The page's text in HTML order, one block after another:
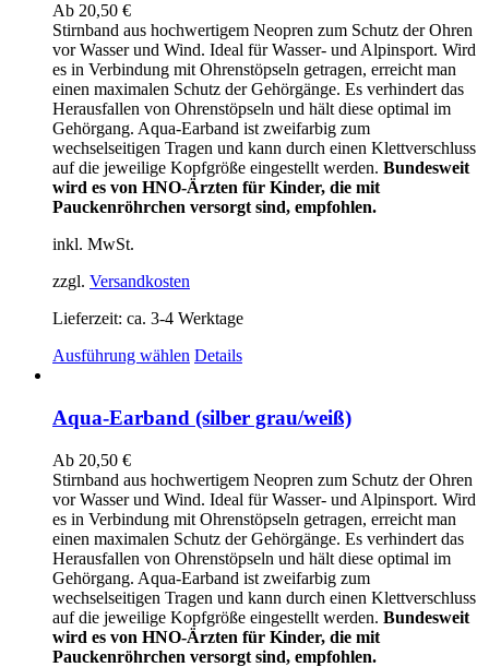
Die
Optionen
können
auf
der
Produktseite
gewählt
werden
Ab 20,50 €
Stirnband aus hochwertigem Neopren zum Schutz der Ohren
vor Wasser und Wind. Ideal für Wasser- und Alpinsport. Wird
es in Verbindung mit Ohrenstöpseln getragen, erreicht man
einen maximalen Schutz der Gehörgänge. Es verhindert das
Herausfallen von Ohrenstöpseln und hält diese optimal im
Gehörgang. Aqua-Earband ist zweifarbig zum
wechselseitigen Tragen und kann durch einen Klettverschluss
auf die jeweilige Kopfgröße eingestellt werden. Bundesweit
wird es von HNO-Ärzten für Kinder, die mit
Pauckenröhrchen versorgt sind, empfohlen.
inkl. MwSt.
zzgl. Versandkosten
Lieferzeit: ca. 3-4 Werktage
Ausführung wählen Dieses
mehrere
Varianten
Die
Optionen
können
auf
der
Produktseite
gewählt
werden
Details
Aqua-Earband (silber grau/weiß)
Ab 20,50 €
Stirnband aus hochwertigem Neopren zum Schutz der Ohren
vor Wasser und Wind. Ideal für Wasser- und Alpinsport. Wird
es in Verbindung mit Ohrenstöpseln getragen, erreicht man
einen maximalen Schutz der Gehörgänge. Es verhindert das
Herausfallen von Ohrenstöpseln und hält diese optimal im
Gehörgang. Aqua-Earband ist zweifarbig zum
wechselseitigen Tragen und kann durch einen Klettverschluss
auf die jeweilige Kopfgröße eingestellt werden. Bundesweit
wird es von HNO-Ärzten für Kinder, die mit
Pauckenröhrchen versorgt sind, empfohlen.